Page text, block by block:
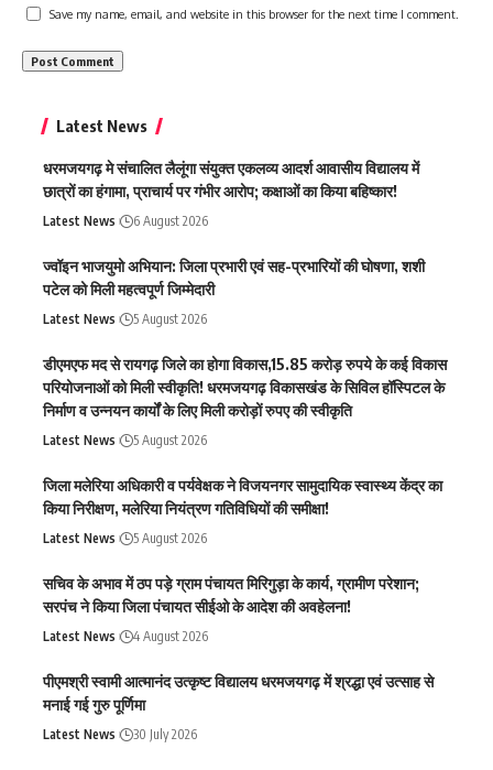
Save my name, email, and website in this browser for the next time I comment.
Latest News
धरमजयगढ़ मे संचालित लैलूंगा संयुक्त एकलव्य आदर्श आवासीय विद्यालय में
छात्रों का हंगामा, प्राचार्य पर गंभीर आरोप; कक्षाओं का किया बहिष्कार!
Latest News 6 August 2026
ज्वॉइन भाजयुमो अभियान: जिला प्रभारी एवं सह-प्रभारियों की घोषणा, शशी
पटेल को मिली महत्वपूर्ण जिम्मेदारी
Latest News 5 August 2026
डीएमएफ मद से रायगढ़ जिले का होगा विकास,15.85 करोड़ रुपये के कई विकास
परियोजनाओं को मिली स्वीकृति! धरमजयगढ़ विकासखंड के सिविल हॉस्पिटल के
निर्माण व उन्नयन कार्यों के लिए मिली करोड़ों रुपए की स्वीकृति
Latest News 5 August 2026
जिला मलेरिया अधिकारी व पर्यवेक्षक ने विजयनगर सामुदायिक स्वास्थ्य केंद्र का
किया निरीक्षण, मलेरिया नियंत्रण गतिविधियों की समीक्षा!
Latest News 5 August 2026
सचिव के अभाव में ठप पड़े ग्राम पंचायत मिरिगुड़ा के कार्य, ग्रामीण परेशान;
सरपंच ने किया जिला पंचायत सीईओ के आदेश की अवहेलना!
Latest News 4 August 2026
पीएमश्री स्वामी आत्मानंद उत्कृष्ट विद्यालय धरमजयगढ़ में श्रद्धा एवं उत्साह से
मनाई गई गुरु पूर्णिमा
Latest News 30 July 2026